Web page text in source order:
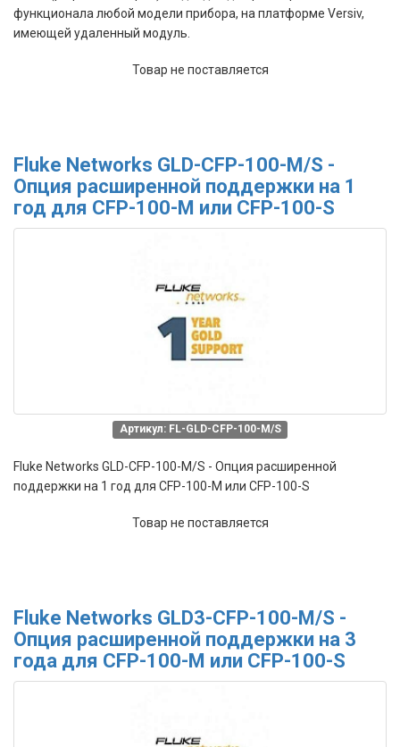
функционала любой модели прибора, на платформе Versiv,
имеющей удаленный модуль.
Товар не поставляется
Fluke Networks GLD-CFP-100-M/S -
Опция расширенной поддержки на 1
год для CFP-100-M или CFP-100-S
Артикул: FL-GLD-CFP-100-M/S
Fluke Networks GLD-CFP-100-M/S - Опция расширенной
поддержки на 1 год для CFP-100-M или CFP-100-S
Товар не поставляется
Fluke Networks GLD3-CFP-100-M/S -
Опция расширенной поддержки на 3
года для CFP-100-M или CFP-100-S